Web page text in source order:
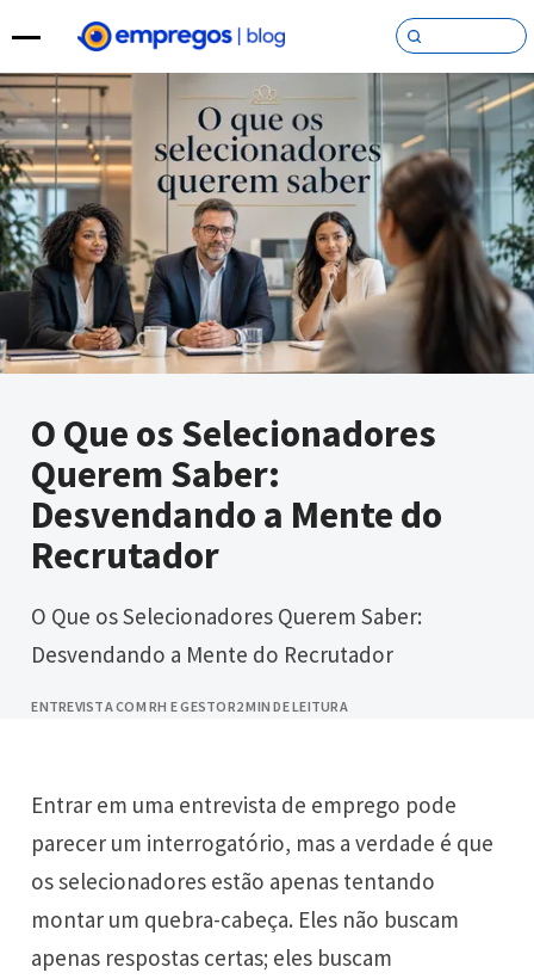
Pular para o conteúdo
O Que os Selecionadores
Querem Saber:
Desvendando a Mente do
Recrutador
O Que os Selecionadores Querem Saber:
Desvendando a Mente do Recrutador
ENTREVISTA COM RH E GESTOR2 MIN DE LEITURA
Entrar em uma entrevista de emprego pode
parecer um interrogatório, mas a verdade é que
os selecionadores estão apenas tentando
montar um quebra-cabeça. Eles não buscam
apenas respostas certas; eles buscam